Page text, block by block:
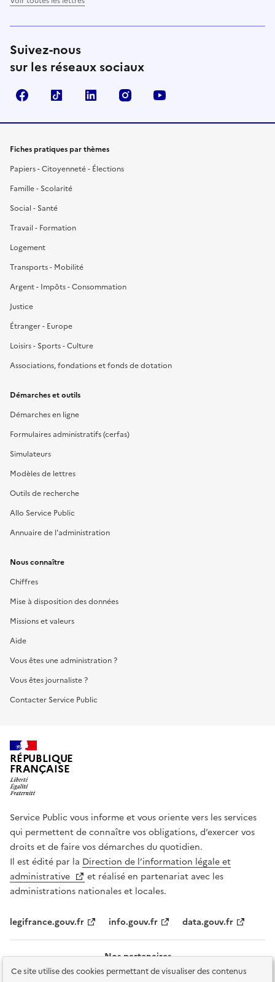
Ce site utilise des cookies permettant de visualiser des contenus
Suivez-nous
sur les réseaux sociaux
FacebookTikTok LinkedIn Instagram
Fiches pratiques par thèmes
Papiers - Citoyenneté - Élections
Famille - Scolarité
Social - Santé
Travail - Formation
Logement
Transports - Mobilité
Argent - Impôts - Consommation
Justice
Étranger - Europe
Loisirs - Sports - Culture
Associations, fondations et fonds de dotation
Démarches et outils
Démarches en ligne
Formulaires administratifs (cerfas)
Simulateurs
Modèles de lettres
Outils de recherche
Allo Service Public
Annuaire de l'administration
Nous connaître
Chiffres
Mise à disposition des données
Missions et valeurs
Aide
Vous êtes une administration ?
Vous êtes journaliste ?
Contacter Service Public
RÉPUBLIQUE
FRANÇAISE
Service Public vous informe et vous oriente vers les services
qui permettent de connaître vos obligations, d’exercer vos
droits et de faire vos démarches du quotidien.
Il est édité par la Direction de l’information légale et
administrative
et réalisé en partenariat avec les
administrations nationales et locales.
legifrance.gouv.fr info.gouv.fr data.gouv.fr
Nos partenaires